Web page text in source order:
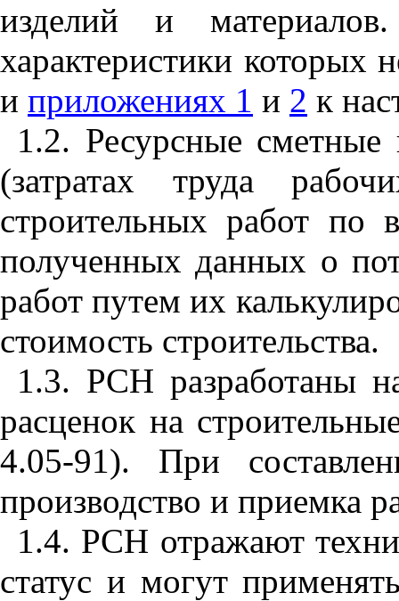
изделий и
характеристики которых
и приложениях 1 и 2 к
1.2. Ресурсные сметные
(затратах труда
строительных работ по
полученных данных о
работ путем их
стоимость строительства.
1.3. РСН разработаны
расценок на
4.05-91). При
производство и приемка
1.4. РСН отражают
статус и могут